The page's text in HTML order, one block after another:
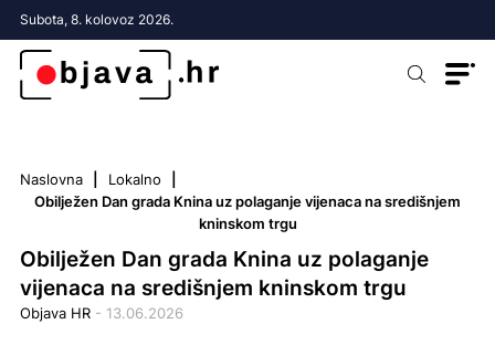
Subota, 8. kolovoz 2026.
Naslovna
Lokalno
Obilježen Dan grada Knina uz polaganje vijenaca na središnjem
kninskom trgu
Obilježen Dan grada Knina uz polaganje
vijenaca na središnjem kninskom trgu
Objava HR - 13.06.2026